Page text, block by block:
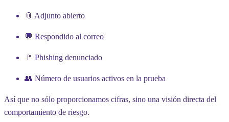
📎 Adjunto abierto
💬 Respondido al correo
🚩 Phishing denunciado
👥 Número de usuarios activos en la prueba
Así que no sólo proporcionamos cifras, sino una visión directa del
comportamiento de riesgo.